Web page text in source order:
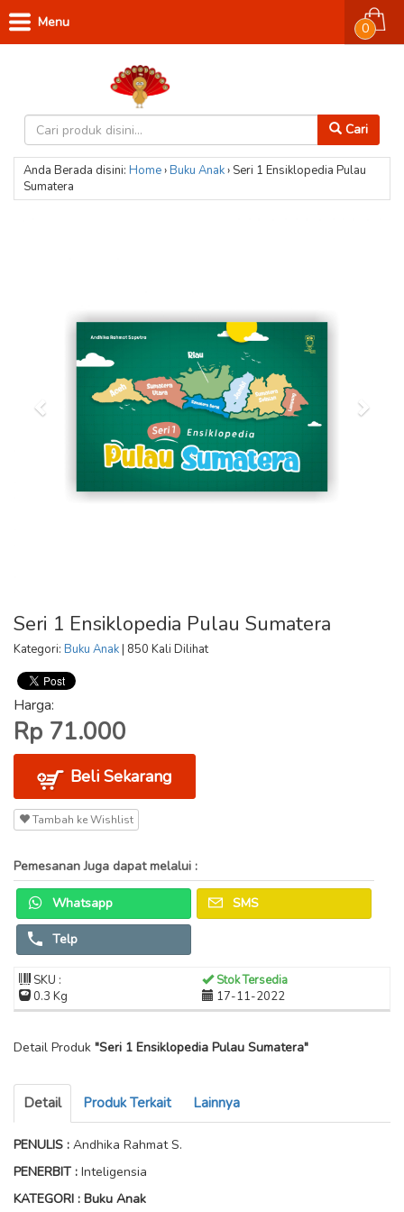
Cari
0
Menu
Anda Berada disini: Home›Buku Anak› Seri 1 Ensiklopedia Pulau
Sumatera
Seri 1 Ensiklopedia Pulau Sumatera
Kategori: Buku Anak| 850 Kali Dilihat
Harga:
Rp 71.000
Beli Sekarang
Tambah ke Wishlist
Pemesanan Juga dapat melalui :
Whatsapp SMS
Telp
SKU :
Stok Tersedia
0.3 Kg
17-11-2022
Detail Produk "Seri 1 Ensiklopedia Pulau Sumatera"
Detail Produk Terkait Lainnya
PENULIS : Andhika Rahmat S.
PENERBIT : Inteligensia
KATEGORI : Buku Anak